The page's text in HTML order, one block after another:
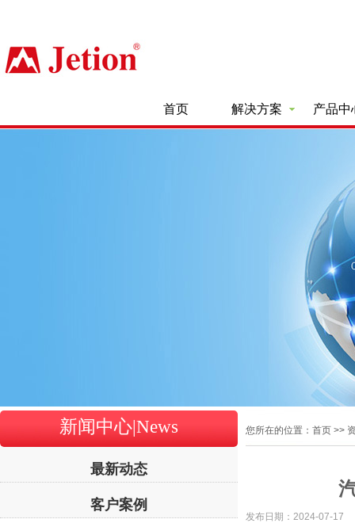
首页 解决方案 产品中
新闻中心|News
最新动态
客户案例
您所在的位置：首页 >>
发布日期： 2024-07-17